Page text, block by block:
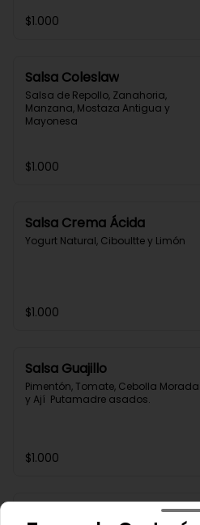
$1.000
Salsa Coleslaw
Salsa de Repollo, Zanahoria,
Manzana, Mostaza Antigua y
Mayonesa
$1.000
Salsa Crema Ácida
Yogurt Natural, Ciboultte y Limón
$1.000
Salsa Guajillo
Pimentón, Tomate, Cebolla Morada
y Ají  Putamadre asados.
$1.000
Salsa Limoneta Casera